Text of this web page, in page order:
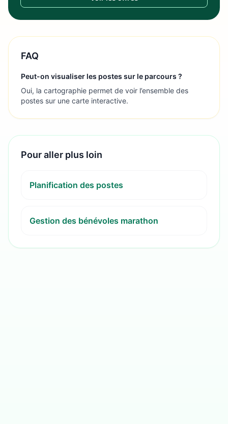
FAQ
Peut-on visualiser les postes sur le parcours ?
Oui, la cartographie permet de voir l’ensemble des
postes sur une carte interactive.
Pour aller plus loin
Planification des postes
Gestion des bénévoles marathon